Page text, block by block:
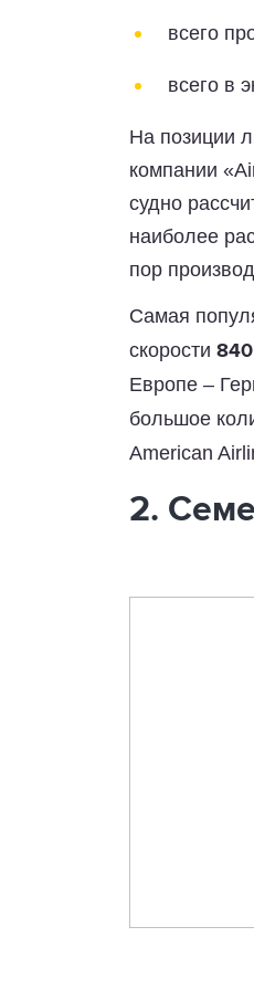
всего
всего в
На позиции
компании
судно
наиболее
пор
Самая
скорости
Европе –
большое
American
2.